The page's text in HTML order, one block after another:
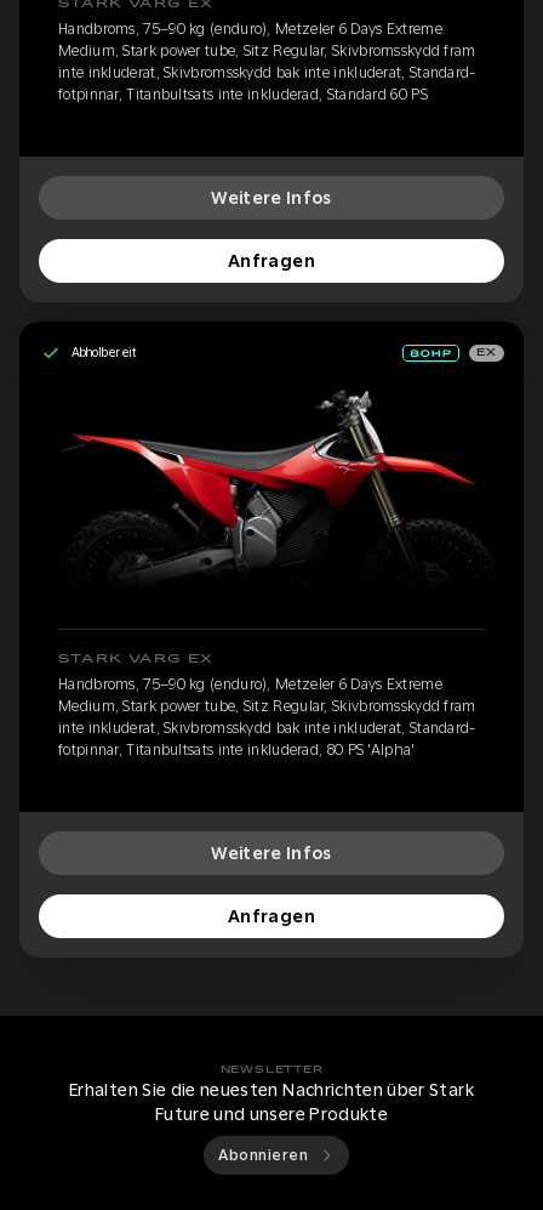
STARK VARG EX
Handbroms, 75–90 kg (enduro), Metzeler 6 Days Extreme
Medium, Stark power tube, Sitz Regular, Skivbromsskydd fram
inte inkluderat, Skivbromsskydd bak inte inkluderat, Standard-
fotpinnar, Titanbultsats inte inkluderad, Standard 60 PS
Weitere Infos
Anfragen
Abholbereit EX
STARK VARG EX
Handbroms, 75–90 kg (enduro), Metzeler 6 Days Extreme
Medium, Stark power tube, Sitz Regular, Skivbromsskydd fram
inte inkluderat, Skivbromsskydd bak inte inkluderat, Standard-
fotpinnar, Titanbultsats inte inkluderad, 80 PS 'Alpha'
Weitere Infos
Anfragen
NEWSLETTER
Erhalten Sie die neuesten Nachrichten über Stark
Future und unsere Produkte
Abonnieren